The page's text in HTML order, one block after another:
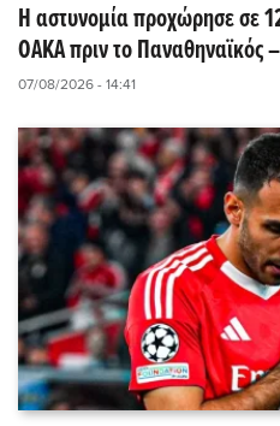
Η αστυνομία προχώρησε σε
ΟΑΚΑ πριν το Παναθηναϊκός
07/08/2026 - 14:41